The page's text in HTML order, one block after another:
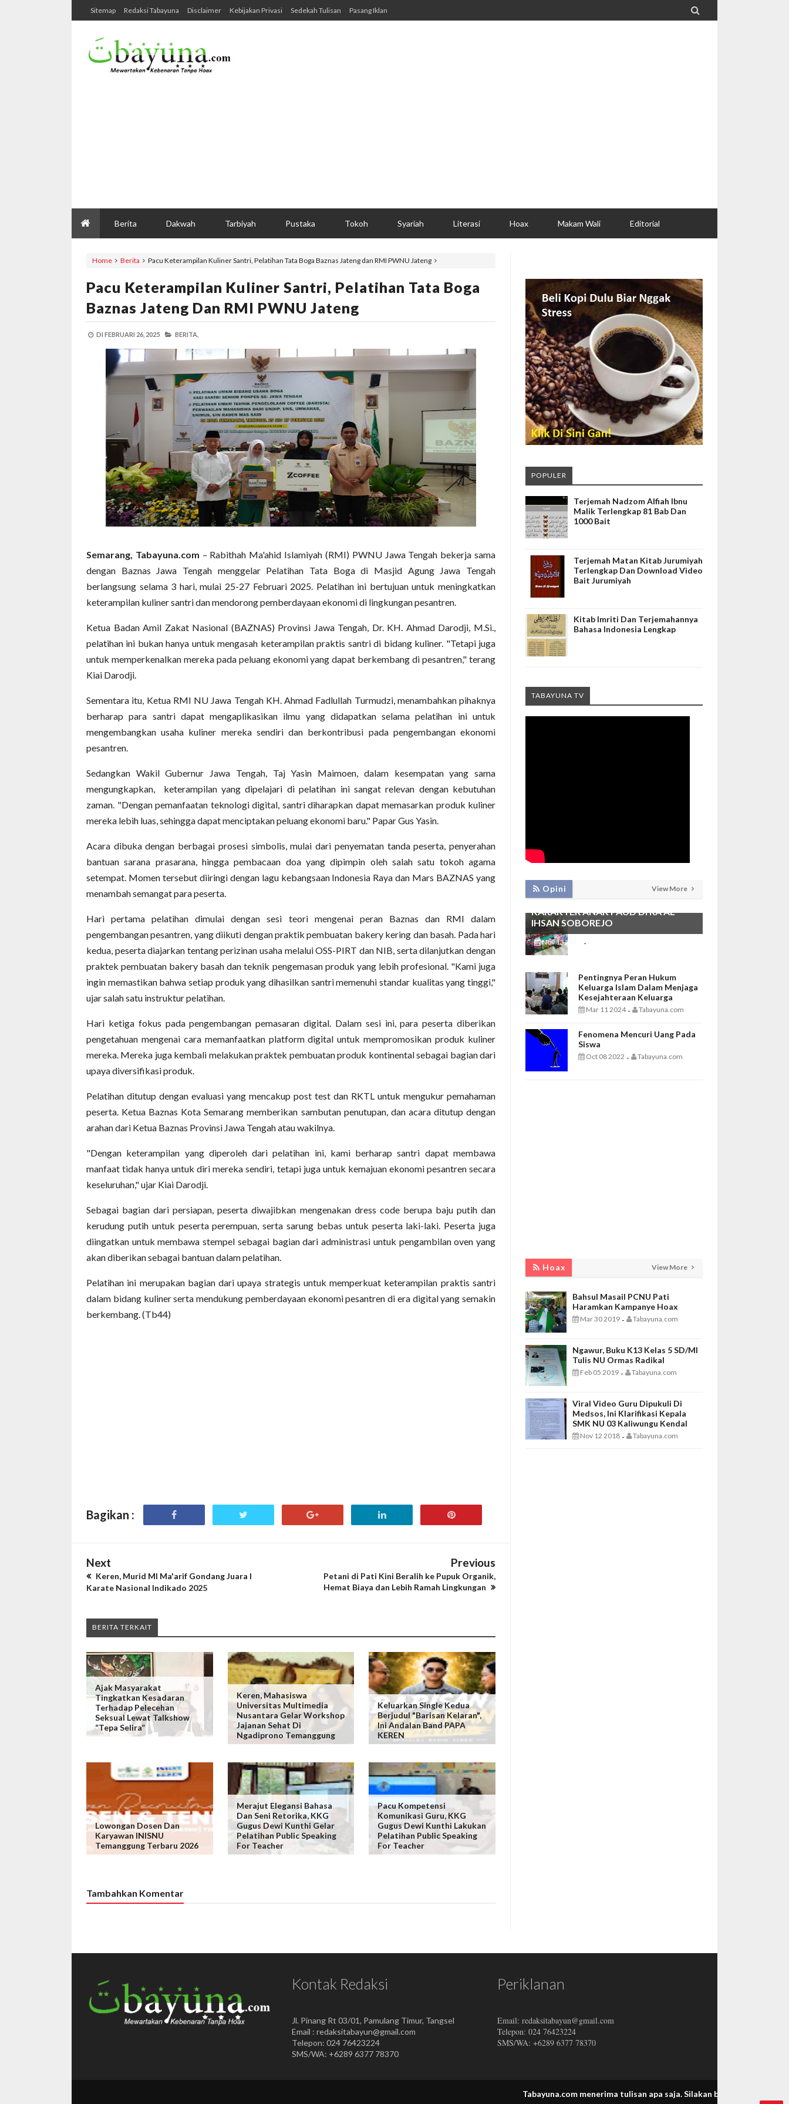
Sitemap Redaksi Tabayuna Disclaimer Kebijakan Privasi Sedekah Tulisan Pasang Iklan 
Berita Dakwah Tarbiyah Pustaka Tokoh Syariah Literasi Hoax Makam Wali Editorial
Home Berita Pacu Keterampilan Kuliner Santri, Pelatihan Tata Boga Baznas Jateng dan RMI PWNU Jateng
Pacu Keterampilan Kuliner Santri, Pelatihan Tata Boga
Baznas Jateng Dan RMI PWNU Jateng
DI FEBRUARI 26, 2025 BERITA,
Semarang, Tabayuna.com – Rabithah Ma'ahid Islamiyah (RMI) PWNU Jawa Tengah bekerja sama
dengan Baznas Jawa Tengah menggelar Pelatihan Tata Boga di Masjid Agung Jawa Tengah
berlangsung selama 3 hari, mulai 25-27 Februari 2025. Pelatihan ini bertujuan untuk meningkatkan
keterampilan kuliner santri dan mendorong pemberdayaan ekonomi di lingkungan pesantren.
Ketua Badan Amil Zakat Nasional (BAZNAS) Provinsi Jawa Tengah, Dr. KH. Ahmad Darodji, M.Si.,
pelatihan ini bukan hanya untuk mengasah keterampilan praktis santri di bidang kuliner. "Tetapi juga
untuk memperkenalkan mereka pada peluang ekonomi yang dapat berkembang di pesantren," terang
Kiai Darodji.
Sementara itu, Ketua RMI NU Jawa Tengah KH. Ahmad Fadlullah Turmudzi, menambahkan pihaknya
berharap para santri dapat mengaplikasikan ilmu yang didapatkan selama pelatihan ini untuk
mengembangkan usaha kuliner mereka sendiri dan berkontribusi pada pengembangan ekonomi
pesantren.
Sedangkan Wakil Gubernur Jawa Tengah, Taj Yasin Maimoen, dalam kesempatan yang sama
mengungkapkan, keterampilan yang dipelajari di pelatihan ini sangat relevan dengan kebutuhan
zaman. "Dengan pemanfaatan teknologi digital, santri diharapkan dapat memasarkan produk kuliner
mereka lebih luas, sehingga dapat menciptakan peluang ekonomi baru." Papar Gus Yasin.
Acara dibuka dengan berbagai prosesi simbolis, mulai dari penyematan tanda peserta, penyerahan
bantuan sarana prasarana, hingga pembacaan doa yang dipimpin oleh salah satu tokoh agama
setempat. Momen tersebut diiringi dengan lagu kebangsaan Indonesia Raya dan Mars BAZNAS yang
menambah semangat para peserta.
Hari pertama pelatihan dimulai dengan sesi teori mengenai peran Baznas dan RMI dalam
pengembangan pesantren, yang diikuti dengan praktik pembuatan bakery kering dan basah. Pada hari
kedua, peserta diajarkan tentang perizinan usaha melalui OSS-PIRT dan NIB, serta dilanjutkan dengan
praktek pembuatan bakery basah dan teknik pengemasan produk yang lebih profesional. "Kami juga
ingin memastikan bahwa setiap produk yang dihasilkan santri memenuhi standar kualitas yang tinggi,"
ujar salah satu instruktur pelatihan.
Hari ketiga fokus pada pengembangan pemasaran digital. Dalam sesi ini, para peserta diberikan
pengetahuan mengenai cara memanfaatkan platform digital untuk mempromosikan produk kuliner
mereka. Mereka juga kembali melakukan praktek pembuatan produk kontinental sebagai bagian dari
upaya diversifikasi produk.
Pelatihan ditutup dengan evaluasi yang mencakup post test dan RKTL untuk mengukur pemahaman
peserta. Ketua Baznas Kota Semarang memberikan sambutan penutupan, dan acara ditutup dengan
arahan dari Ketua Baznas Provinsi Jawa Tengah atau wakilnya.
"Dengan keterampilan yang diperoleh dari pelatihan ini, kami berharap santri dapat membawa
manfaat tidak hanya untuk diri mereka sendiri, tetapi juga untuk kemajuan ekonomi pesantren secara
keseluruhan," ujar Kiai Darodji.
Sebagai bagian dari persiapan, peserta diwajibkan mengenakan dress code berupa baju putih dan
kerudung putih untuk peserta perempuan, serta sarung bebas untuk peserta laki-laki. Peserta juga
diingatkan untuk membawa stempel sebagai bagian dari administrasi untuk pengambilan oven yang
akan diberikan sebagai bantuan dalam pelatihan.
Pelatihan ini merupakan bagian dari upaya strategis untuk memperkuat keterampilan praktis santri
dalam bidang kuliner serta mendukung pemberdayaan ekonomi pesantren di era digital yang semakin
berkembang. (Tb44)
Bagikan :
Next
Keren, Murid MI Ma'arif Gondang Juara I
Karate Nasional Indikado 2025
Previous
Petani di Pati Kini Beralih ke Pupuk Organik,
Hemat Biaya dan Lebih Ramah Lingkungan
BERITA TERKAIT
Ajak Masyarakat
Tingkatkan Kesadaran
Terhadap Pelecehan
Seksual Lewat Talkshow
“Tepa Selira”
Keren, Mahasiswa
Universitas Multimedia
Nusantara Gelar Workshop
Jajanan Sehat Di
Ngadiprono Temanggung
Keluarkan Single Kedua
Berjudul "Barisan Kelaran",
Ini Andalan Band PAPA
KEREN
Lowongan Dosen Dan
Karyawan INISNU
Temanggung Terbaru 2026
Merajut Elegansi Bahasa
Dan Seni Retorika, KKG
Gugus Dewi Kunthi Gelar
Pelatihan Public Speaking
For Teacher
Pacu Kompetensi
Komunikasi Guru, KKG
Gugus Dewi Kunthi Lakukan
Pelatihan Public Speaking
For Teacher
Tambahkan Komentar
POPULER
Terjemah Nadzom Alfiah Ibnu
Malik Terlengkap 81 Bab Dan
1000 Bait
Terjemah Matan Kitab Jurumiyah
Terlengkap Dan Download Video
Bait Jurumiyah
Kitab Imriti Dan Terjemahannya
Bahasa Indonesia Lengkap
TABAYUNA TV
Opini View More
PEMBIASAAN SHALAT DHUHA DAN
MENGAJI SEBAGAI FONDASI
KARAKTER ANAK PAUD DI RA AL
IHSAN SOBOREJO
Nov 13 2025 -
Pentingnya Peran Hukum
Keluarga Islam Dalam Menjaga
Kesejahteraan Keluarga
Mar 11 2024 - Tabayuna.com
Fenomena Mencuri Uang Pada
Siswa
Oct 08 2022 - Tabayuna.com
Hoax View More
Bahsul Masail PCNU Pati
Haramkan Kampanye Hoax
Mar 30 2019 - Tabayuna.com
Ngawur, Buku K13 Kelas 5 SD/MI
Tulis NU Ormas Radikal
Feb 05 2019 - Tabayuna.com
Viral Video Guru Dipukuli Di
Medsos, Ini Klarifikasi Kepala
SMK NU 03 Kaliwungu Kendal
Nov 12 2018 - Tabayuna.com
Kontak Redaksi
Jl. Pinang Rt 03/01, Pamulang Timur, Tangsel
Email : redaksitabayun@gmail.com
Telepon: 024 76423224
SMS/WA: +6289 6377 78370
Periklanan
Email: redaksitabayun@gmail.com
Telepon: 024 76423224
SMS/WA: +6289 6377 78370
Tabayuna.com menerima tulisan apa saja.Silakan bagikan informasi